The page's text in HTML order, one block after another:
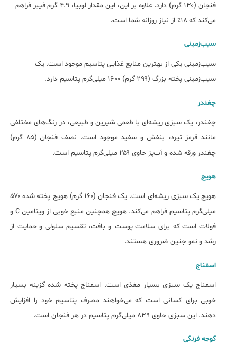
فنجان (۱۳۰ گرم) دارد. علاوه بر این، این مقدار لوبیا، ۴.۹ گرم فیبر فراهم
می‌کند که ۱۸٪ از نیاز روزانه شما است.
سیب‌زمینی
سیب‌زمینی یکی از بهترین منابع غذایی پتاسیم موجود است. یک
سیب‌زمینی پخته بزرگ (۲۹۹ گرم) ۱۶۰۰ میلی‌گرم پتاسیم دارد.
چغندر
چغندر، یک سبزی ریشه‌ای با طعمی شیرین و طبیعی، در رنگ‌های مختلفی
مانند قرمز تیره، بنفش و سفید موجود است. نصف فنجان (۸۵ گرم)
چغندر ورقه شده و آب‌پز حاوی ۲۵۹ میلی‌گرم پتاسیم است.
هویج
هویج یک سبزی ریشه‌ای است. یک فنجان (۱۶۰ گرم) هویج پخته شده ۵۷۰
میلی‌گرم پتاسیم فراهم می‌کند. هویج همچنین منبع خوبی از ویتامین C و
فولات است که برای سلامت پوست و بافت، تقسیم سلولی و حمایت از
رشد و نمو جنین ضروری هستند.
اسفناج
اسفناج یک سبزی بسیار مغذی است. اسفناج پخته شده گزینه بسیار
خوبی برای کسانی است که می‌خواهند مصرف پتاسیم خود را افزایش
دهند. این سبزی حاوی ۸۳۹ میلی‌گرم پتاسیم در هر فنجان است.
گوجه فرنگی